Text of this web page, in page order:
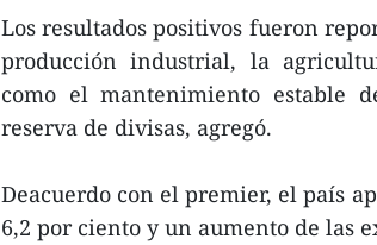
Los resultados positivos fueron
producción industrial, la
como el mantenimiento estable
reserva de divisas, agregó.
Deacuerdo con el premier, el país
6,2 por ciento y un aumento de las